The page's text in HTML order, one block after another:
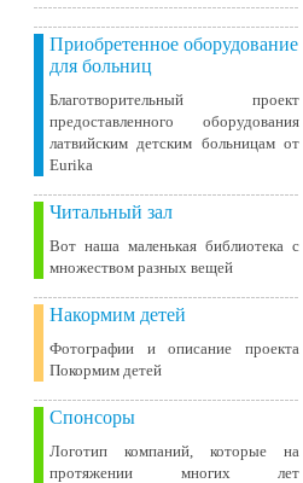
Приобретенное оборудование
для больниц
Благотворительный проект
предоставленного оборудования
латвийским детским больницам от
Eurika
Читальный зал
Вот наша маленькая библиотека c
множеством разных вещей
Накормим детей
Фотографии и описание проекта
Покормим детей
Спонсоры
Логотип компаний, которые на
протяжении многих лет